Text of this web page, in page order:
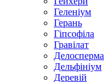
Геленіум
Герань
Гіпсофіла
Гравілат
Делосперма
Дельфініум
Деревій